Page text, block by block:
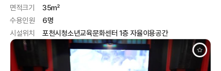
면적크기
35㎡
수용인원
6명
시설위치
포천시청소년교육문화센터 1층 자율이용공간